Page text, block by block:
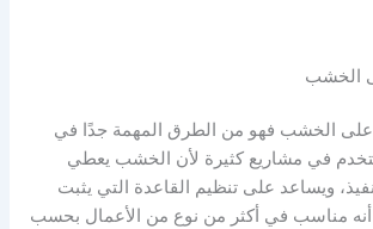
الخشب
على الخشب فهو من الطرق المهمة جدًا في
في مشاريع كثيرة لأن الخشب يعطي
ويساعد على تنظيم القاعدة التي يثبت
أنه مناسب في أكثر من نوع من الأعمال بحسب